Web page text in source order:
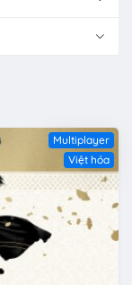
Multiplayer
Việt hóa